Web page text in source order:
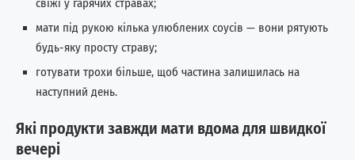
свіжі у гарячих стравах;
мати під рукою кілька улюблених соусів — вони рятують
будь-яку просту страву;
готувати трохи більше, щоб частина залишилась на
наступний день.
Які продукти завжди мати вдома для швидкої
вечері